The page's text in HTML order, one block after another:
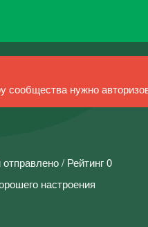
нужно
/ Рейтинг 0
настроения